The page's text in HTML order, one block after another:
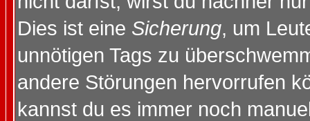
Dies ist eine Sicherung, um
unnötigen Tags zu
andere Störungen hervorrufen
kannst du es immer noch